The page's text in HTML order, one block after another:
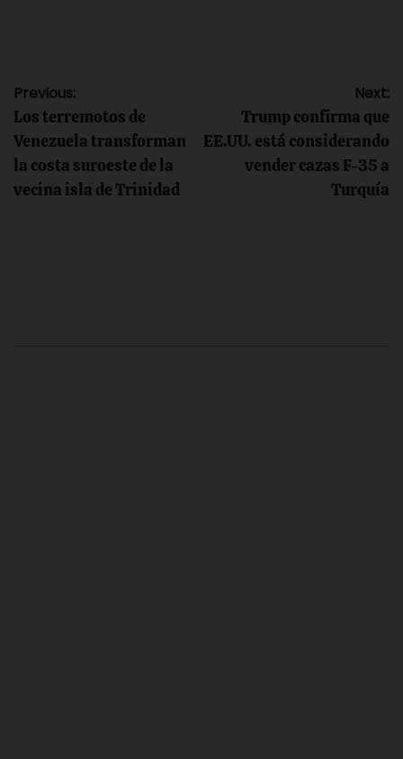
Navegación
de
entradas
Previous:
Los terremotos de
Venezuela transforman
la costa suroeste de la
vecina isla de Trinidad
Next:
Trump confirma que
EE.UU. está considerando
vender cazas F-35 a
Turquía